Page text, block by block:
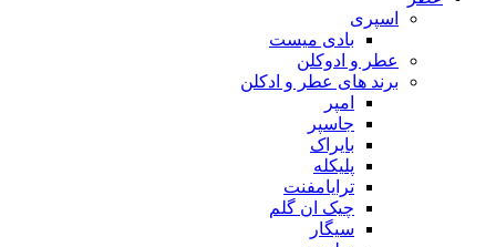
اسپری
بادی میست
عطر و ادوکلن
برند های عطر و ادکلن
ترایامفنت
چیک ان گلم